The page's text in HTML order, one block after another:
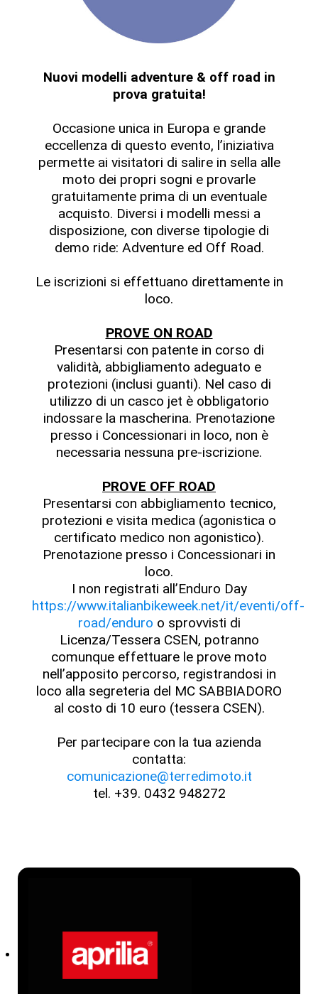
Nuovi modelli adventure & off road in
prova gratuita!
Occasione unica in Europa e grande
eccellenza di questo evento, l’iniziativa
permette ai visitatori di salire in sella alle
moto dei propri sogni e provarle
gratuitamente prima di un eventuale
acquisto. Diversi i modelli messi a
disposizione, con diverse tipologie di
demo ride: Adventure ed Off Road.
Le iscrizioni si effettuano direttamente in
loco.
PROVE ON ROAD
Presentarsi con patente in corso di
validità, abbigliamento adeguato e
protezioni (inclusi guanti). Nel caso di
utilizzo di un casco jet è obbligatorio
indossare la mascherina. Prenotazione
presso i Concessionari in loco, non è
necessaria nessuna pre-iscrizione.
PROVE OFF ROAD
Presentarsi con abbigliamento tecnico,
protezioni e visita medica (agonistica o
certificato medico non agonistico).
Prenotazione presso i Concessionari in
loco.
I non registrati all’Enduro Day
https://www.italianbikeweek.net/it/eventi/off-
road/enduro o sprovvisti di
Licenza/Tessera CSEN, potranno
comunque effettuare le prove moto
nell’apposito percorso, registrandosi in
loco alla segreteria del MC SABBIADORO
al costo di 10 euro (tessera CSEN).
Per partecipare con la tua azienda
contatta:
comunicazione@terredimoto.it
tel. +39. 0432 948272